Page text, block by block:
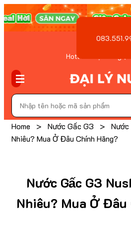
Hotline Đặt hàng (
Home > Nước Gấc G3 >
Nước
Nhiêu? Mua Ở Đâu Chính Hãng?
Nước Gấc G3
Nhiêu? Mua Ở